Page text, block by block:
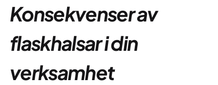
Konsekvenser av
flaskhalsar i din
verksamhet